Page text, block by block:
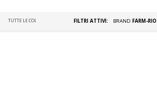
FILTRI ATTIVI: BRAND FARM-RIO